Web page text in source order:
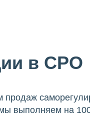
в СРО
выполняем на